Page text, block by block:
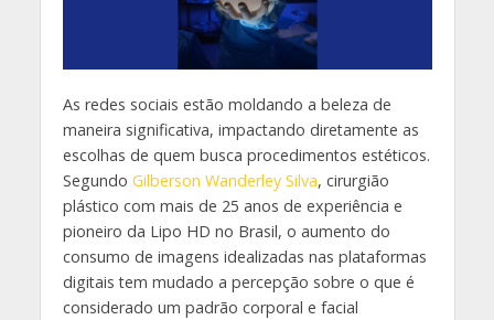
As redes sociais estão moldando a beleza de
maneira significativa, impactando diretamente as
escolhas de quem busca procedimentos estéticos.
Segundo Gilberson Wanderley Silva, cirurgião
plástico com mais de 25 anos de experiência e
pioneiro da Lipo HD no Brasil, o aumento do
consumo de imagens idealizadas nas plataformas
digitais tem mudado a percepção sobre o que é
considerado um padrão corporal e facial